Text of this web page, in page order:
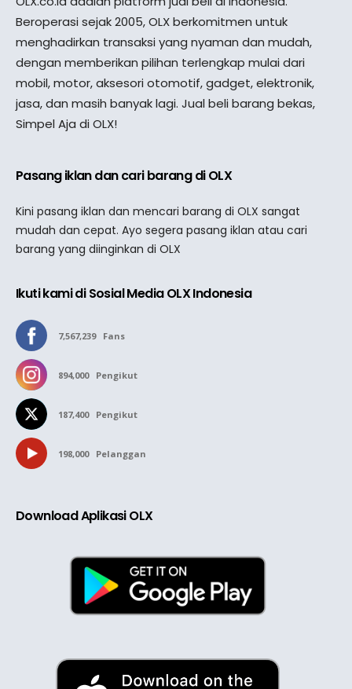
Beroperasi sejak 2005, OLX berkomitmen untuk
menghadirkan transaksi yang nyaman dan mudah,
dengan memberikan pilihan terlengkap mulai dari
mobil, motor, aksesori otomotif, gadget, elektronik,
jasa, dan masih banyak lagi. Jual beli barang bekas,
Simpel Aja di OLX!
Pasang iklan dan cari barang di OLX
Kini pasang iklan dan mencari barang di OLX sangat
mudah dan cepat. Ayo segera pasang iklan atau cari
barang yang diinginkan di OLX
Ikuti kami di Sosial Media OLX Indonesia
7,567,239 Fans
894,000 Pengikut
187,400 Pengikut
198,000 Pelanggan
Download Aplikasi OLX